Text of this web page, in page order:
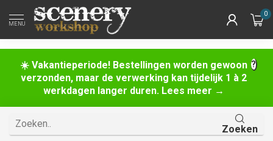
☀️ Vakantieperiode! Bestellingen worden gewoon
verzonden, maar de verwerking kan tijdelijk 1 à 2
werkdagen langer duren. Lees meer →
MENU
0
Zoeken